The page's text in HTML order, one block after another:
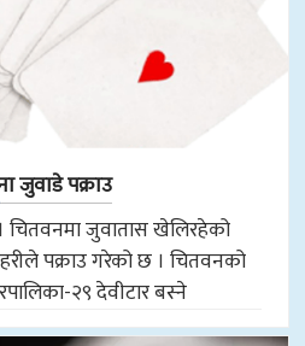
जुवाडे पक्राउ
चितवनमा जुवातास खेलिरहेको
पक्राउ गरेको छ । चितवनको
२९ देवीटार बस्ने